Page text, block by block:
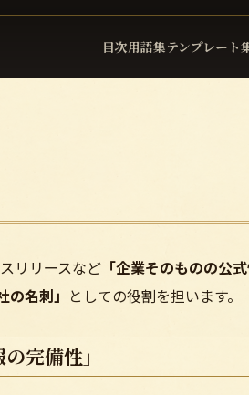
目次用語集テンプレート
リリースなど 「企業そのものの公
の名刺」 としての役割を担います。
完備性」